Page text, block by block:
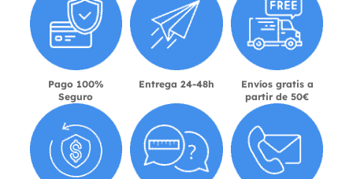
Pago 100%
Seguro
Entrega 24-48h
Envíos gratis a
partir de 50€